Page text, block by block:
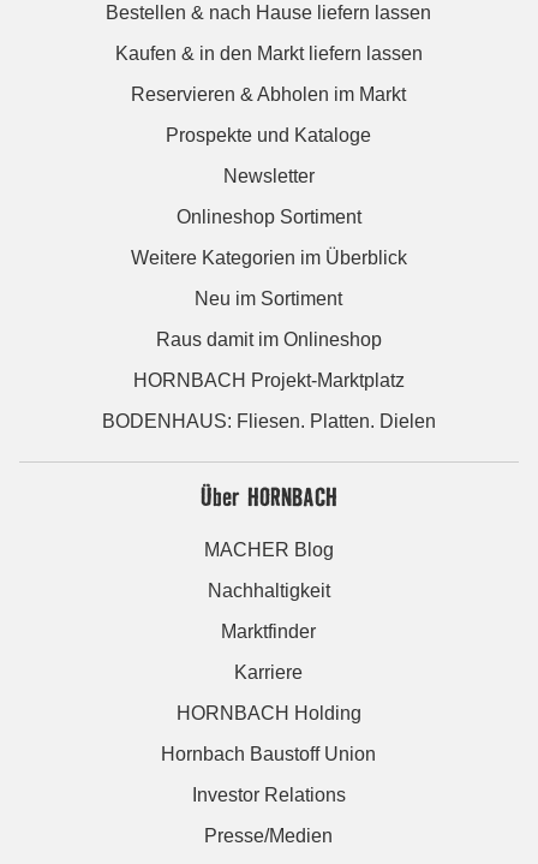
Bestellen & nach Hause liefern lassen
Kaufen & in den Markt liefern lassen
Reservieren & Abholen im Markt
Prospekte und Kataloge
Newsletter
Onlineshop Sortiment
Weitere Kategorien im Überblick
Neu im Sortiment
Raus damit im Onlineshop
HORNBACH Projekt-Marktplatz
BODENHAUS: Fliesen. Platten. Dielen
Über HORNBACH
MACHER Blog
Nachhaltigkeit
Marktfinder
Karriere
HORNBACH Holding
Hornbach Baustoff Union
Investor Relations
Presse/Medien